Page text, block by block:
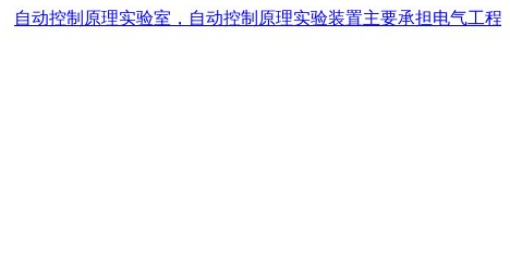
自动控制原理实验室，自动控制原理实验装置主要承担电气工程